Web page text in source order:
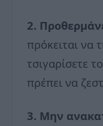
2.
πρόκειται να
τσιγαρίσετε
πρέπει να
3. Μην